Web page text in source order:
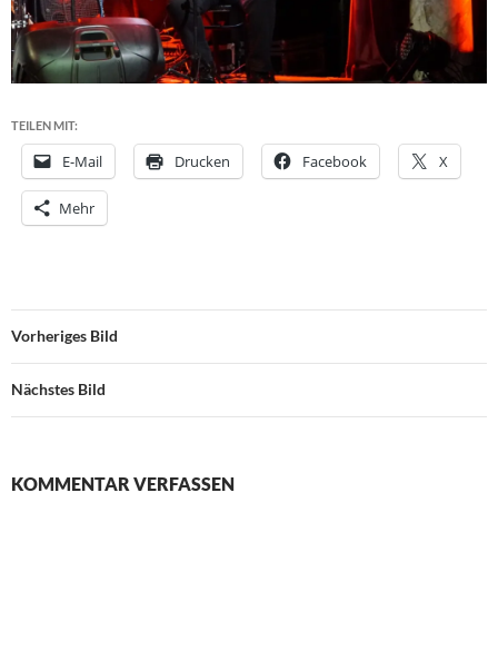
TEILEN MIT:
E-Mail Drucken Facebook X
Mehr
Vorheriges Bild
Nächstes Bild
KOMMENTAR VERFASSEN